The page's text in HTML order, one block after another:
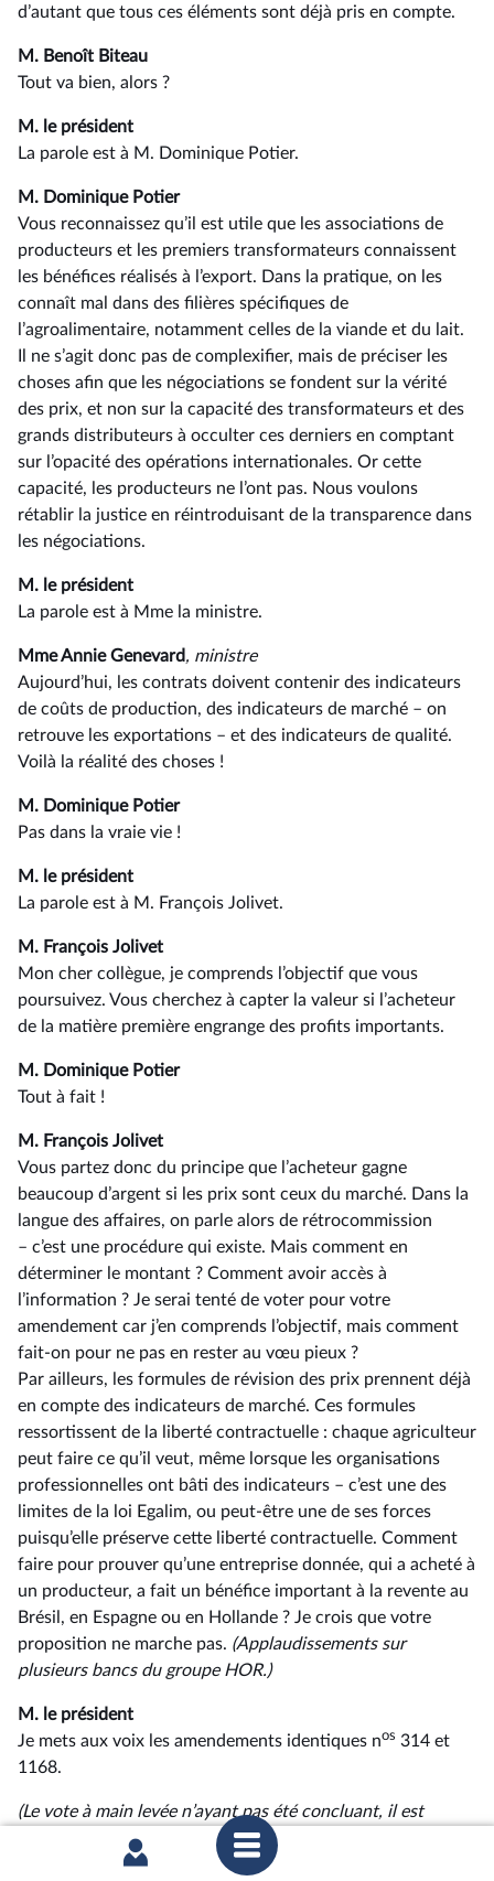
d’autant que tous ces éléments sont déjà pris en compte.
M. Benoît Biteau
Tout va bien, alors ?
M. le président
La parole est à M. Dominique Potier.
M. Dominique Potier
Vous reconnaissez qu’il est utile que les associations de
producteurs et les premiers transformateurs connaissent
les bénéfices réalisés à l’export. Dans la pratique, on les
connaît mal dans des filières spécifiques de
l’agroalimentaire, notamment celles de la viande et du lait.
Il ne s’agit donc pas de complexifier, mais de préciser les
choses afin que les négociations se fondent sur la vérité
des prix, et non sur la capacité des transformateurs et des
grands distributeurs à occulter ces derniers en comptant
sur l’opacité des opérations internationales. Or cette
capacité, les producteurs ne l’ont pas. Nous voulons
rétablir la justice en réintroduisant de la transparence dans
les négociations.
M. le président
La parole est à Mme la ministre.
Mme Annie Genevard, ministre
Aujourd’hui, les contrats doivent contenir des indicateurs
de coûts de production, des indicateurs de marché –⁠ on
retrouve les exportations – et des indicateurs de qualité.
Voilà la réalité des choses !
M. Dominique Potier
Pas dans la vraie vie !
M. le président
La parole est à M. François Jolivet.
M. François Jolivet
Mon cher collègue, je comprends l’objectif que vous
poursuivez. Vous cherchez à capter la valeur si l’acheteur
de la matière première engrange des profits importants.
M. Dominique Potier
Tout à fait !
M. François Jolivet
Vous partez donc du principe que l’acheteur gagne
beaucoup d’argent si les prix sont ceux du marché. Dans la
langue des affaires, on parle alors de rétrocommission
–⁠ c’est une procédure qui existe. Mais comment en
déterminer le montant ? Comment avoir accès à
l’information ? Je serai tenté de voter pour votre
amendement car j’en comprends l’objectif, mais comment
fait-on pour ne pas en rester au vœu pieux ?
Par ailleurs, les formules de révision des prix prennent déjà
en compte des indicateurs de marché. Ces formules
ressortissent de la liberté contractuelle : chaque agriculteur
peut faire ce qu’il veut, même lorsque les organisations
professionnelles ont bâti des indicateurs –⁠ c’est une des
limites de la loi Egalim, ou peut-être une de ses forces
puisqu’elle préserve cette liberté contractuelle. Comment
faire pour prouver qu’une entreprise donnée, qui a acheté à
un producteur, a fait un bénéfice important à la revente au
Brésil, en Espagne ou en Hollande ? Je crois que votre
proposition ne marche pas. (Applaudissements sur
plusieurs bancs du groupe HOR.)
M. le président
Je mets aux voix les amendements identiques nos 314 et
1168.
(Le vote à main levée n’ayant pas été concluant, il est
procédé à un scrutin public.)